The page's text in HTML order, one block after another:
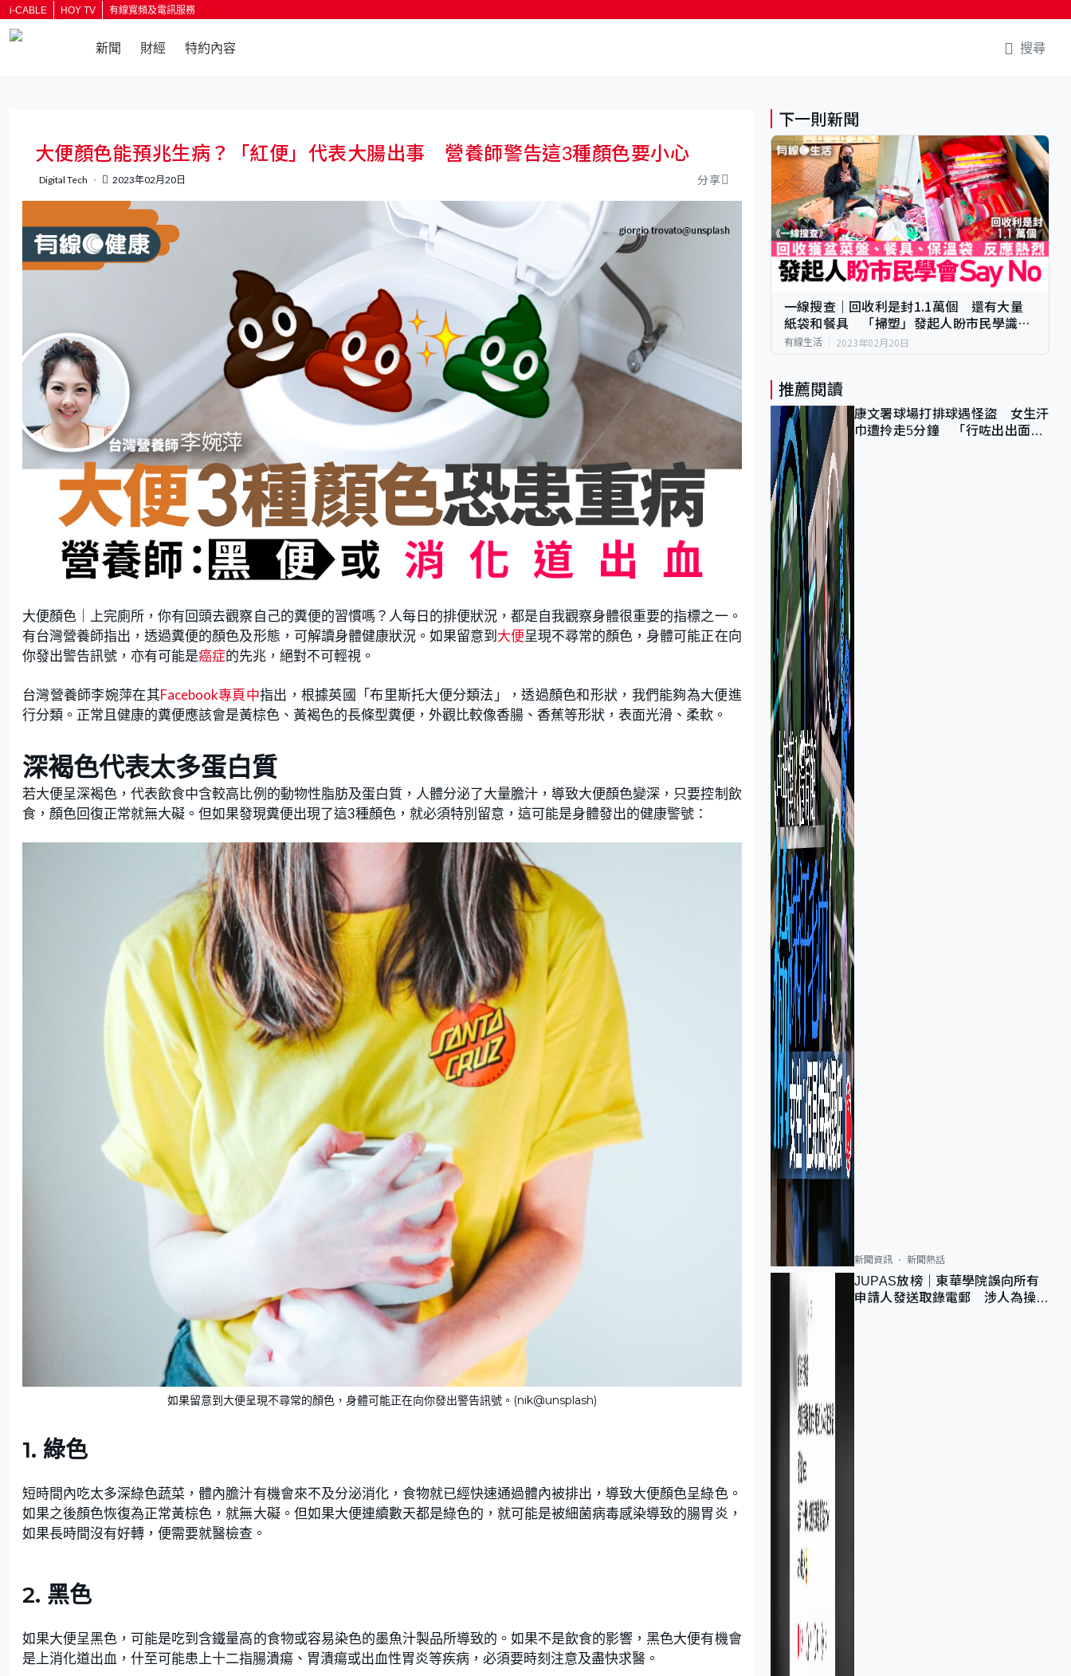
i-CABLE HOY TV 有線寬頻及電訊服務
新聞 財經 特約內容 搜尋
大便顏色能預兆生病？「紅便」代表大腸出事 營養師警告這3種顏色要小心
Digital Tech 2023年02月20日 分享
大便顏色｜上完廁所，你有回頭去觀察自己的糞便的習慣嗎？人每日的排便狀況，都是自我觀察身體很重要的指標之一。
有台灣營養師指出，透過糞便的顏色及形態，可解讀身體健康狀況。如果留意到大便呈現不尋常的顏色，身體可能正在向
你發出警告訊號，亦有可能是癌症的先兆，絕對不可輕視。
台灣營養師李婉萍在其Facebook專頁中指出，根據英國「布里斯托大便分類法」，透過顏色和形狀，我們能夠為大便進
行分類。正常且健康的糞便應該會是黃棕色、黃褐色的長條型糞便，外觀比較像香腸、香蕉等形狀，表面光滑、柔軟。
深褐色代表太多蛋白質
若大便呈深褐色，代表飲食中含較高比例的動物性脂肪及蛋白質，人體分泌了大量膽汁，導致大便顏色變深，只要控制飲
食，顏色回復正常就無大礙。但如果發現糞便出現了這3種顏色，就必須特別留意，這可能是身體發出的健康警號：
如果留意到大便呈現不尋常的顏色，身體可能正在向你發出警告訊號。(nik@unsplash)
1. 綠色
短時間內吃太多深綠色蔬菜，體內膽汁有機會來不及分泌消化，食物就已經快速通過體內被排出，導致大便顏色呈綠色。
如果之後顏色恢復為正常黃棕色，就無大礙。但如果大便連續數天都是綠色的，就可能是被細菌病毒感染導致的腸胃炎，
如果長時間沒有好轉，便需要就醫檢查。
2. 黑色
如果大便呈黑色，可能是吃到含鐵量高的食物或容易染色的墨魚汁製品所導致的。如果不是飲食的影響，黑色大便有機會
是上消化道出血，什至可能患上十二指腸潰瘍、胃潰瘍或出血性胃炎等疾病，必須要時刻注意及盡快求醫。
下一則新聞
一線搜查｜回收利是封1.1萬個 還有大量
紙袋和餐具 「掃塑」發起人盼市民學識
Say No
有線生活 2023年02月20日
推薦閱讀
康文署球場打排球遇怪盜 女生汗
巾遭拎走5分鐘 「行咗出出面唔
新聞資訊 新聞熱話
JUPAS放榜｜東華學院誤向所有
申請人發送取錄電郵 涉人為操作